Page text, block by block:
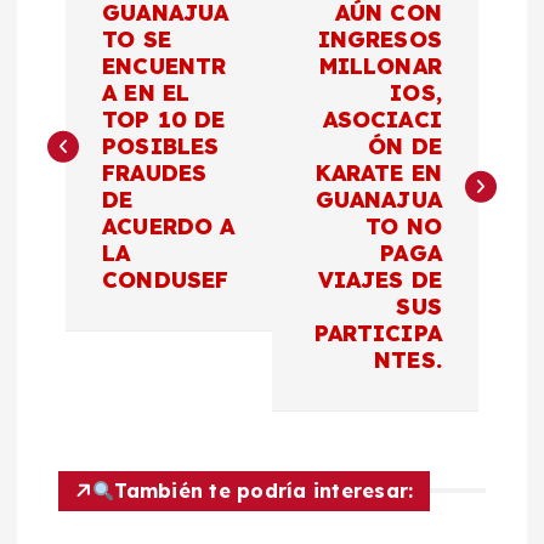
e
ó
n
GUANAJUA
TO SE
ENCUENTR
A EN EL
TOP 10 DE
POSIBLES
FRAUDES
DE
ACUERDO A
LA
CONDUSEF
AÚN CON
INGRESOS
MILLONAR
IOS,
ASOCIACI
ÓN DE
KARATE EN
GUANAJUA
TO NO
PAGA
VIAJES DE
SUS
PARTICIPA
NTES.
También te podría interesar: